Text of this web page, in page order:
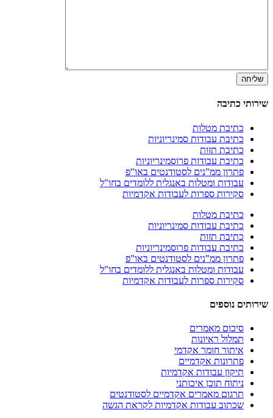
שירותי כתיבה
כתיבת מטלות
כתיבת עבודות סמינריוניות
כתיבת תזות
כתיבת עבודות פרוסמינריוניות
פתרון ממ"נים לסטודנטים באו"פ
עבודות ומטלות באנגלית ללומדים בחו"ל
סקירות ספרות לעבודות אקדמיות
כתיבת מטלות
כתיבת עבודות סמינריוניות
כתיבת תזות
כתיבת עבודות פרוסמינריוניות
פתרון ממ"נים לסטודנטים באו"פ
עבודות ומטלות באנגלית ללומדים בחו"ל
סקירות ספרות לעבודות אקדמיות
שירותים נוספים
סיכום מאמרים
תמלול ראיונות
איתור חומר אקדמי
פתרונות אקדמיים
תיקון עבודות אקדמיות
ניתוח תוכן איכותני
תרגום מאמרים אקדמיים לסטודנטים
שכתוב עבודות אקדמיות לקראת הגשה